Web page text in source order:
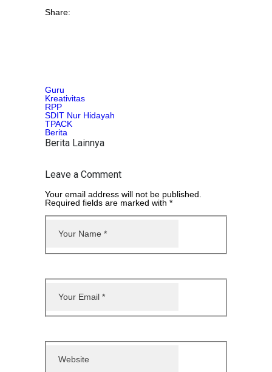
Share:
Guru
Kreativitas
RPP
SDIT Nur Hidayah
TPACK
Berita
Berita Lainnya
Leave a Comment
Your email address will not be published.
Required fields are marked with *